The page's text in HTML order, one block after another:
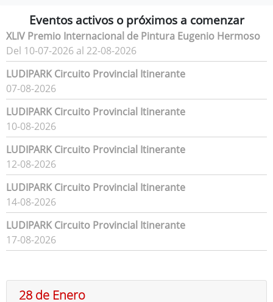
Eventos activos o próximos a comenzar
XLIV Premio Internacional de Pintura Eugenio Hermoso
Del 10-07-2026 al 22-08-2026
LUDIPARK Circuito Provincial Itinerante
07-08-2026
LUDIPARK Circuito Provincial Itinerante
10-08-2026
LUDIPARK Circuito Provincial Itinerante
12-08-2026
LUDIPARK Circuito Provincial Itinerante
14-08-2026
LUDIPARK Circuito Provincial Itinerante
17-08-2026
28 de Enero